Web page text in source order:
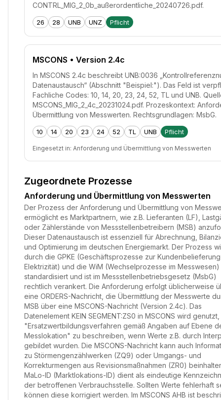
CONTRL_MIG_2_0b_außerordentliche_20240726.pdf.
26 28 UNB UNZ Pflicht
MSCONS • Version 2.4c
In MSCONS 2.4c beschreibt UNB:0036
Datenaustausch“ (Abschnitt "Beispiel:"). Das Feld ist
Fachliche Codes: 10, 14, 20, 23, 24, 52, TL und UNB.
MSCONS_MIG_2_4c_20231024.pdf. Prozeskontext:
Übermittlung von Messwerten. Rechtsgrundlagen: MsbG.
10 14 20 23 24 52 TL UNB Pflicht
Eingesetzt in: Anforderung und Übermittlung von Messwerten
Zugeordnete Prozesse
Anforderung und Übermittlung von Messwerten
Der Prozess der Anforderung und Übermittlung von
ermöglicht es Marktpartnern, wie z.B. Lieferanten (LF),
oder Zählerstände von Messstellenbetreibern (MSB)
Dieser Datenaustausch ist essenziell für Abrechnung,
und Optimierung im deutschen Energiemarkt. Der Prozess
durch die GPKE (Geschäftsprozesse zur
Elektrizität) und die WiM (Wechselprozesse im Messwesen)
standardisiert und ist im Messstellenbetriebsgesetz (MsbG)
rechtlich verankert. Die Anforderung erfolgt üblicherweise
eine ORDERS-Nachricht, die Übermittlung der Messwerte
MSB über eine MSCONS-Nachricht (Version 2.4c). Das
Datenelement KEIN SEGMENT:ZS0 in MSCONS wird
"Ersatzwertbildungsverfahren gemäß Angaben auf Ebene
Messlokation" zu beschreiben, wenn Werte z.B. durch
gebildet wurden. Die MSCONS-Nachricht kann auch
zu Störmengenzählwerken (ZQ9) oder Umgangs- und
Korrekturmengen aus Revisionsmaßnahmen (ZR0)
MaLo-ID (Marktlokations-ID) dient als eindeutige
der betroffenen Verbrauchsstelle. Sollten Werte fehlerhaft
können diese korrigiert werden. Im MSCONS AHB ist